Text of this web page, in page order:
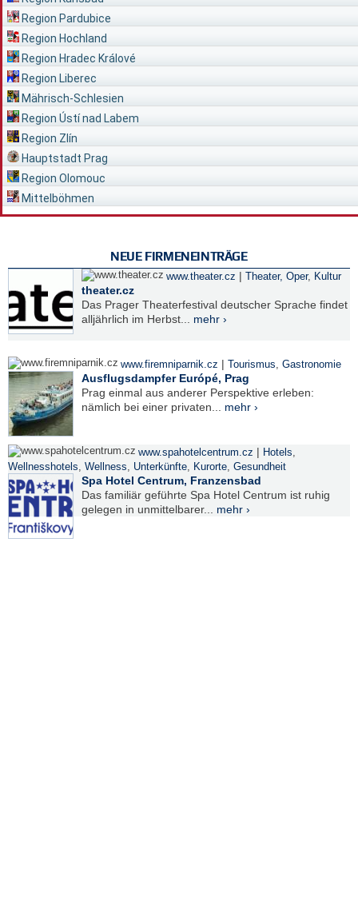
Region Pardubice
Region Hochland
Region Hradec Králové
Region Liberec
Mährisch-Schlesien
Region Ústí nad Labem
Region Zlín
Hauptstadt Prag
Region Olomouc
Mittelböhmen
NEUE FIRMENEINTRÄGE
www.theater.cz | Theater, Oper, Kultur
theater.cz
Das Prager Theaterfestival deutscher Sprache findet
alljährlich im Herbst... mehr ›
www.firemniparnik.cz | Tourismus, Gastronomie
Ausflugsdampfer Európé, Prag
Prag einmal aus anderer Perspektive erleben:
nämlich bei einer privaten... mehr ›
www.spahotelcentrum.cz | Hotels,
Wellnesshotels, Wellness, Unterkünfte, Kurorte, Gesundheit
Spa Hotel Centrum, Franzensbad
Das familiär geführte Spa Hotel Centrum ist ruhig
gelegen in unmittelbarer... mehr ›